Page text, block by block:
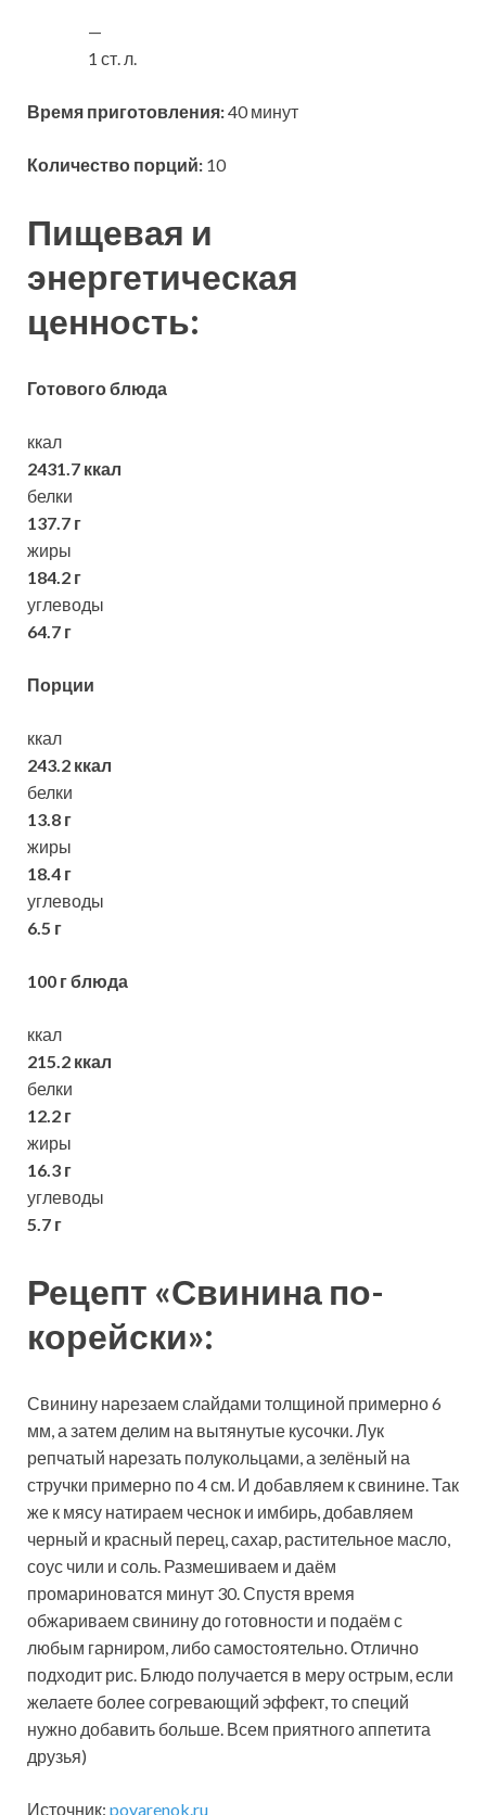
—
1 ст. л.
Время приготовления:40 минут
Количество порций: 10
Пищевая и
энергетическая
ценность:
Готового блюда
ккал
2431.7 ккал
белки
137.7 г
жиры
184.2 г
углеводы
64.7 г
Порции
ккал
243.2 ккал
белки
13.8 г
жиры
18.4 г
углеводы
6.5 г
100 г блюда
ккал
215.2 ккал
белки
12.2 г
жиры
16.3 г
углеводы
5.7 г
Рецепт «Свинина по-
корейски»:
Свинину нарезаем слайдами толщиной примерно 6
мм, а затем делим на вытянутые кусочки. Лук
репчатый нарезать полукольцами, а зелёный на
стручки примерно по 4 см. И добавляем к свинине. Так
же к мясу натираем чеснок и имбирь, добавляем
черный и красный перец, сахар, растительное масло,
соус чили и соль. Размешиваем и даём
промариноватся минут 30. Спустя время
обжариваем свинину до готовности и подаём с
любым гарниром, либо самостоятельно. Отлично
подходит рис. Блюдо получается в меру острым, если
желаете более согревающий эффект, то специй
нужно добавить больше. Всем приятного аппетита
друзья)
Источник: povarenok.ru